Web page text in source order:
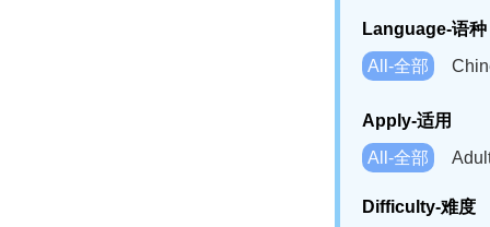
Language-语种
All-全部
Bahasa
Swahili(SW)-
Apply-适用
All-全部
Difficulty-难度